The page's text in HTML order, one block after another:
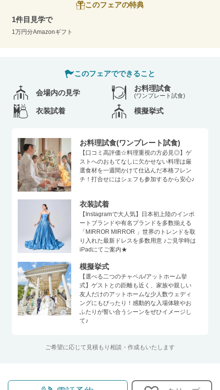
このフェアの特典
1件目見学で
1万円分Amazonギフト
このフェアでできること
会場内の見学
お料理試食
(ワンプレート試食)
衣装試着 模擬挙式
お料理試食(ワンプレート試食)
【口コミ高評価☆料理重視の方必見◎】ゲ
ストへのおもてなしに欠かせない料理は厳
選食材を一週間かけて仕込んだ本格フレン
チ！打合せにはシェフも参加するから安心♪
衣装試着
【Instagramで大人気】日本初上陸のインポ
ートブランドや有名ブランドを多数揃える
「MIRROR MIRROR 」世界のトレンドを取
り入れた最新ドレスを多数用意 ♪ご見学時は
iPadにてご案内★
模擬挙式
【選べる二つのチャペル/アットホーム挙
式】ゲストとの距離も近く、家族や親しい
友人だけのアットホームな少人数ウェディ
ングにもぴったり！感動的な入場体験やお
ふたりが誓い合うシーンをぜひイメージし
て♪
ご希望に応じて見積もり相談・作成もいたします